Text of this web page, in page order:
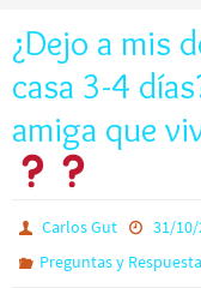
¿Dejo a mis
casa 3-4
amiga que
Carlos Gut
31/10/
Preguntas y